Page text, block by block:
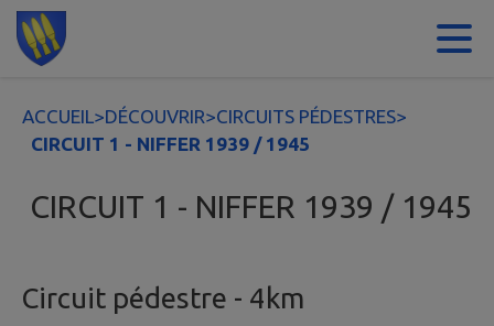
Contenu
ACCUEIL>DÉCOUVRIR>CIRCUITS PÉDESTRES>
CIRCUIT 1 - NIFFER 1939 / 1945
CIRCUIT 1 - NIFFER 1939 / 1945
Circuit pédestre - 4km